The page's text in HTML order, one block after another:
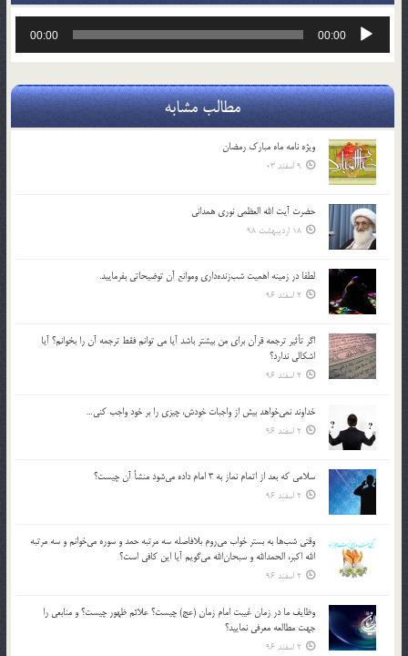
پخش‌کننده
00:00
00:00
مطالب مشابه
ویژه نامه ماه مبارک رمضان
9 اسفند 03
حضرت آیت الله العظمی نوری همدانی
18 اردیبهشت 98
لطفا در زمينه اهميت شب‌زنده‌داري وموانع آن توضيحاتي بفرماييد.
2 اسفند 96
اگر تأثير ترجمه قرآن براي من بيشتر باشد آيا مي توانم فقط ترجمه آن را بخوانم؟ آيا
اشكالي ندارد؟
2 اسفند 96
خداوند نمي‌خواهد بيش از واجبات خودش، چيزي را بر خود واجب كني…
2 اسفند 96
سلامي كه بعد از اتمام نماز به 3 امام داده مي‌شود منشأ آن چيست؟
2 اسفند 96
وقتي شب‌ها به بستر خواب مي‌روم بلافاصله سه مرتبه حمد و سوره مي‌خوانم و سه مرتبه
الله اكبر، الحمدالله و سبحان‌الله مي‌گويم آيا اين كافي است؟
2 اسفند 96
وظايف ما در زمان غيبت امام زمان (عج) چيست؟ علائم ظهور چيست؟ و منابعي را
جهت مطالعه معرفي نماييد؟
2 اسفند 96